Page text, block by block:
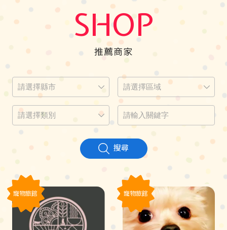
SHOP
推薦商家
搜尋
寵物旅館 寵物旅館